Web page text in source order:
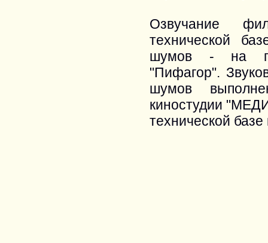
Озвучание
технической
шумов - на
"Пифагор".
шумов
киностудии
технической